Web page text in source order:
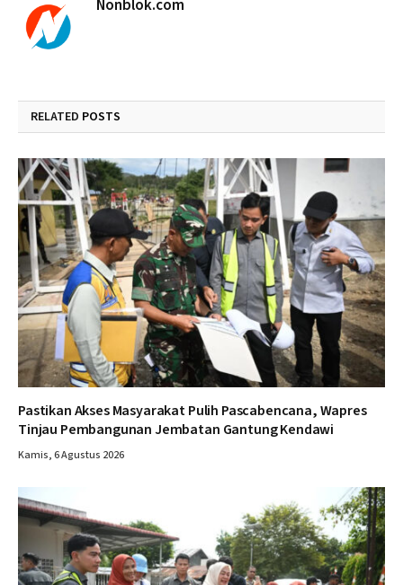
Nonblok.com
RELATED POSTS
Pastikan Akses Masyarakat Pulih Pascabencana, Wapres
Tinjau Pembangunan Jembatan Gantung Kendawi
Kamis, 6 Agustus 2026